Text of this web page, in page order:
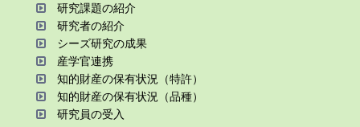
研究課題の紹介
研究者の紹介
シーズ研究の成果
産学官連携
知的財産の保有状況（特許）
知的財産の保有状況（品種）
研究員の受⼊